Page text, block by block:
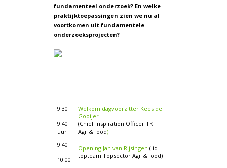
fundamenteel onderzoek? En welke
praktijktoepassingen zien we nu al
voortkomen uit fundamentele
onderzoeksprojecten?
9.30
–
9.40
uur
Welkom dagvoorzitter Kees de
Gooijer
(Chief Inspiration Officer TKI
Agri&Food)
9.40
–
10.00
Opening Jan van Rijsingen (lid
topteam Topsector Agri&Food)